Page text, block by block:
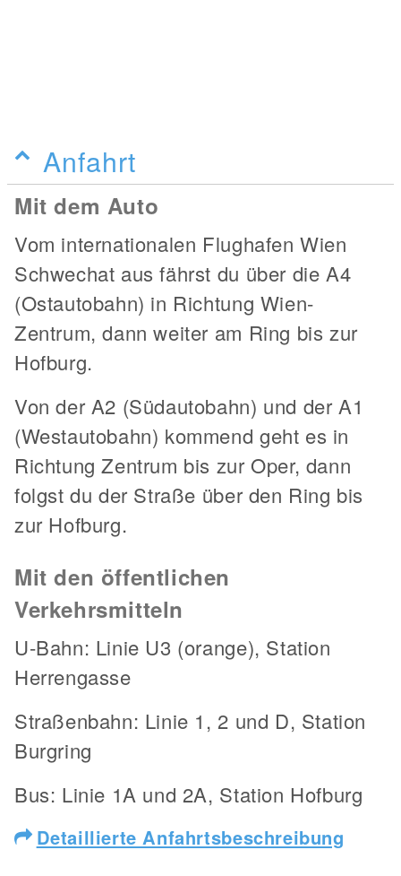
Anfahrt
Mit dem Auto
Vom internationalen Flughafen Wien
Schwechat aus fährst du über die A4
(Ostautobahn) in Richtung Wien-
Zentrum, dann weiter am Ring bis zur
Hofburg.
Von der A2 (Südautobahn) und der A1
(Westautobahn) kommend geht es in
Richtung Zentrum bis zur Oper, dann
folgst du der Straße über den Ring bis
zur Hofburg.
Mit den öffentlichen
Verkehrsmitteln
U-Bahn: Linie U3 (orange), Station
Herrengasse
Straßenbahn: Linie 1, 2 und D, Station
Burgring
Bus: Linie 1A und 2A, Station Hofburg
Detaillierte Anfahrtsbeschreibung